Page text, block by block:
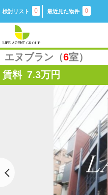
検討リスト 0 最近見た物件 0
エヌブラン（6室）
賃料 7.3万円